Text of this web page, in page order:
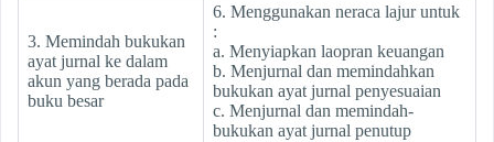
3. Memindah bukukan
ayat jurnal ke dalam
akun yang berada pada
buku besar
6. Menggunakan neraca lajur untuk
:
a. Menyiapkan laopran keuangan
b. Menjurnal dan memindahkan
bukukan ayat jurnal penyesuaian
c. Menjurnal dan memindah-
bukukan ayat jurnal penutup